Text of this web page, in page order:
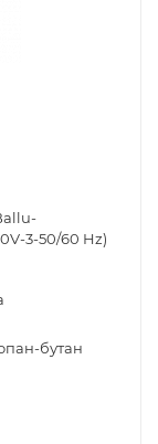
3-50/60 Hz)
бутан